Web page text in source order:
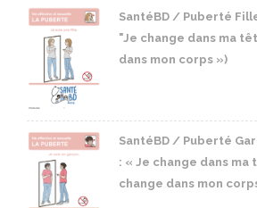
SantéBD / Puberté
"Je change dans ma
dans mon corps »)
SantéBD / Puberté
: « Je change dans ma
change dans mon